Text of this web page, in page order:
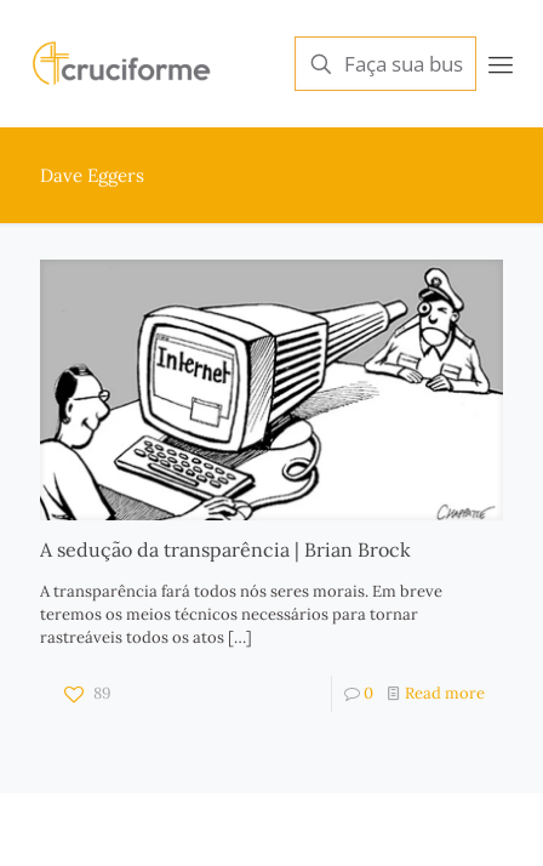
Dave Eggers
A sedução da transparência | Brian Brock
A transparência fará todos nós seres morais. Em breve
teremos os meios técnicos necessários para tornar
rastreáveis todos os atos […]
89 0 Read more